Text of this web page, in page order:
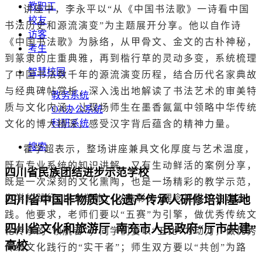
教职工
校友
访客
考生
智慧校园
教务系统
OA办公系统
科研系统
搜索
四川省民族团结进步示范学校
四川省中国非物质文化遗产传承人研修培训基地
四川省文化和旅游厅 南充市人民政府“厅市共建”
高校
讲座中，李永平以“从《中国书法歌》一诗看中国
书法历史和源流演变”为主题展开分享。他以自作诗
《中国书法歌》为脉络，从甲骨文、金文的古朴神秘，
到篆隶的庄重典雅，再到楷行草的灵动多变，系统梳理
了中国书法数千年的源流演变历程，结合历代名家典故
与经典碑帖赏析，深入浅出地解读了书法艺术的审美特
质与文化内涵，让现场师生在墨香氤氲中领略中华传统
文化的博大精深，感受汉字背后蕴含的精神力量。
霍学超表示，整场讲座兼具文化厚度与艺术温度，
既有专业系统的知识讲解，又有生动鲜活的案例分享，
既是一次深刻的文化熏陶，也是一场精彩的教学示范，
为学校践行“以文塑旅、以旅彰文”理念提供了生动实
践。他要求，老师们要以“五赛”为引擎，做优秀传统文
化传承的“领航者”；同学们要以“五比”为动力，做优秀
传统文化践行的“实干者”；师生双方要以“共创”为路